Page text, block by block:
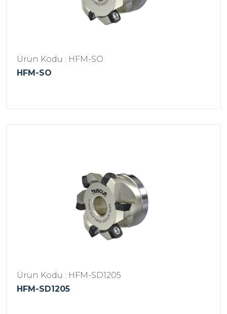
Ürün Kodu : HFM-SO
HFM-SO
Ürün Kodu : HFM-SD1205
HFM-SD1205